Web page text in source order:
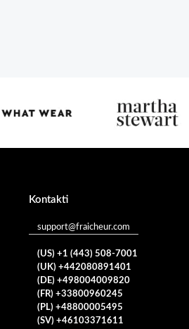
Kontakti
support@fraicheur.com
(US) +1 (443) 508-7001
(UK) +442080891401
(DE) +498004009820
(FR) +33800960245
(PL) +48800005495
(SV) +46103371611